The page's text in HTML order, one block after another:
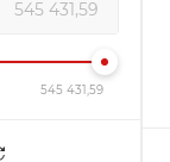
545 431,59